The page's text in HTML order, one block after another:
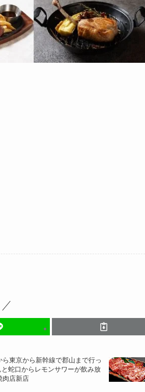
ら東京から新幹線で郡山まで行っ
蛇口からレモンサワーが飲み放
肉店新店